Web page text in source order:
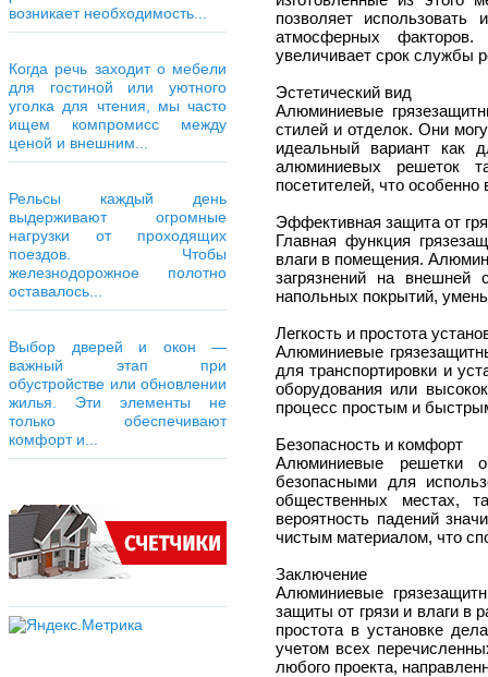
возникает необходимость...
Когда речь заходит о мебели
для гостиной или уютного
уголка для чтения, мы часто
ищем компромисс между
ценой и внешним...
Рельсы каждый день
выдерживают огромные
нагрузки от проходящих
поездов. Чтобы
железнодорожное полотно
оставалось...
Выбор дверей и окон —
важный этап при
обустройстве или обновлении
жилья. Эти элементы не
только обеспечивают
комфорт и...
позволяет
атмосферных факторов.
увеличивает срок службы
Эстетический вид
Алюминиевые
стилей и отделок. Они
идеальный вариант как
алюминиевых решеток
посетителей, что
Эффективная защита от
Главная функция
влаги в помещения.
загрязнений на внешней
напольных покрытий,
Легкость и простота
Алюминиевые
для транспортировки и
оборудования или
процесс простым и
Безопасность и комфорт
Алюминиевые решетки
безопасными для
общественных местах,
вероятность падений
чистым материалом, что
Заключение
Алюминиевые
защиты от грязи и влаги в
простота в установке
учетом всех
любого проекта,